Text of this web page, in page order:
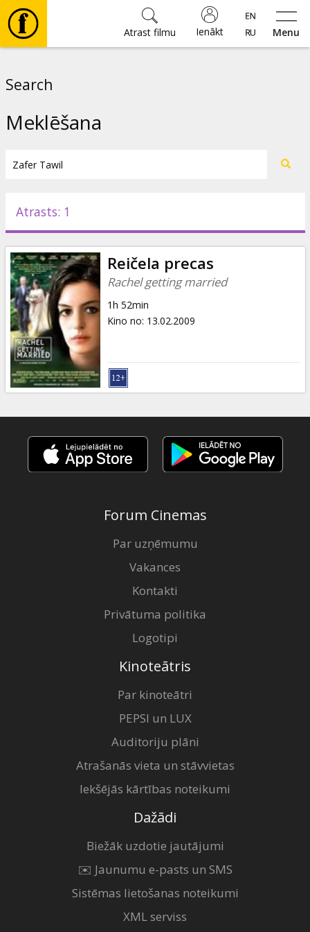
Menu
Ienākt
Atrast filmu
Pasākumi
Ziņas
Dāvanu
kartes
Uzkodas
B2B
Kino
Klubs
Search
Meklēšana
Atrasts: 1
Reičela precas
Rachel getting married
1h 52min
Kino no: 13.02.2009
Forum Cinemas
Par uzņēmumu
Vakances
Kontakti
Privātuma politika
Logotipi
Kinoteātris
Par kinoteātri
PEPSI un LUX
Auditoriju plāni
Atrašanās vieta un stāvvietas
Iekšējās kārtības noteikumi
Dažādi
Biežāk uzdotie jautājumi
✉️ Jaunumu e-pasts un SMS
Sistēmas lietošanas noteikumi
XML serviss